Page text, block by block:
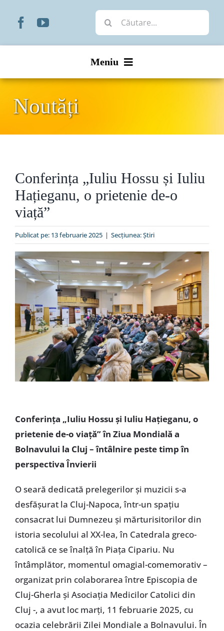
Cautare...
Meniu
Organizare
Liturgic
Special
Noutăți
Conferința „Iuliu Hossu și Iuliu
Hațieganu, o prietenie de-o
viață”
Publicat pe: 13 februarie 2025 | Secțiunea:Ştiri
Conferința „Iuliu Hossu și Iuliu Hațieganu, o
prietenie de-o viață” în Ziua Mondială a
Bolnavului la Cluj – întâlnire peste timp în
perspectiva Învierii
O seară dedicată prelegerilor și muzicii s-a
desfășurat la Cluj-Napoca, într-un spațiu
consacrat lui Dumnezeu și mărturisitorilor din
istoria secolului al XX-lea, în Catedrala greco-
catolică ce se înalță în Piața Cipariu. Nu
întâmplător, momentul omagial-comemorativ –
organizat prin colaborarea între Episcopia de
Cluj-Gherla și Asociația Medicilor Catolici din
Cluj -, a avut loc marți, 11 februarie 2025, cu
ocazia celebrării Zilei Mondiale a Bolnavului. În